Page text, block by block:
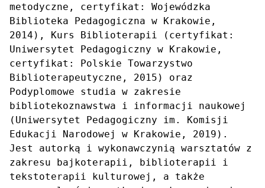
metodyczne, certyfikat: Wojewódzka
Biblioteka Pedagogiczna w Krakowie,
2014), Kurs Biblioterapii (certyfikat:
Uniwersytet Pedagogiczny w Krakowie,
certyfikat: Polskie Towarzystwo
Biblioterapeutyczne, 2015) oraz
Podyplomowe studia w zakresie
bibliotekoznawstwa i informacji naukowej
(Uniwersytet Pedagogiczny im. Komisji
Edukacji Narodowej w Krakowie, 2019).
Jest autorką i wykonawczynią warsztatów z
zakresu bajkoterapii, biblioterapii i
tekstoterapii kulturowej, a także